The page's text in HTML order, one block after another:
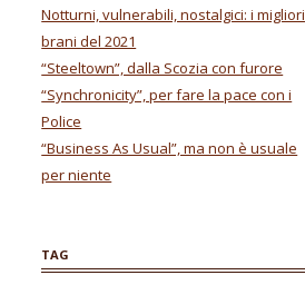
Notturni, vulnerabili, nostalgici: i migliori
brani del 2021
“Steeltown”, dalla Scozia con furore
“Synchronicity”, per fare la pace con i
Police
“Business As Usual”, ma non è usuale
per niente
TAG